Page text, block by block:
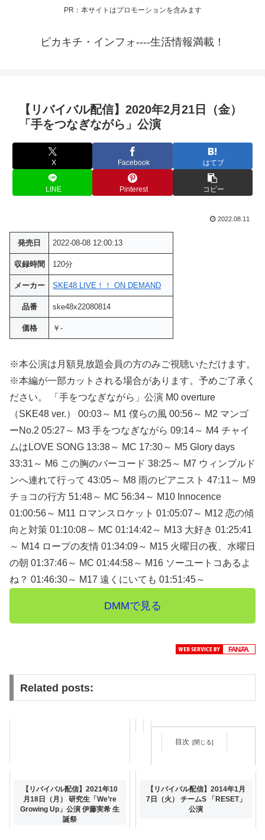
PR：本サイトはプロモーションを含みます
ピカキチ・インフォ----生活情報満載！
【リバイバル配信】2020年2月21日（金）
「手をつなぎながら」公演
X Facebook はてブ
LINE Pinterest コピー
2022.08.11
発売日 2022-08-08 12:00:13
収録時間 120分
メーカー SKE48 LIVE！！ ON DEMAND
品番 ske48x22080814
価格 ￥-
※本公演は月額見放題会員の方のみご視聴いただけます。
※本編が一部カットされる場合があります。予めご了承く
ださい。 「手をつなぎながら」公演 M0 overture
（SKE48 ver.） 00:03～ M1 僕らの風 00:56～ M2 マンゴ
ーNo.2 05:27～ M3 手をつなぎながら 09:14～ M4 チャイ
ムはLOVE SONG 13:38～ MC 17:30～ M5 Glory days
33:31～ M6 この胸のバーコード 38:25～ M7 ウィンブルド
ンへ連れて行って 43:05～ M8 雨のピアニスト 47:11～ M9
チョコの行方 51:48～ MC 56:34～ M10 Innocence
01:00:56～ M11 ロマンスロケット 01:05:07～ M12 恋の傾
向と対策 01:10:08～ MC 01:14:42～ M13 大好き 01:25:41
～ M14 ロープの友情 01:34:09～ M15 火曜日の夜、水曜日
の朝 01:37:46～ MC 01:44:58～ M16 ソーユートコあるよ
ね？ 01:46:30～ M17 遠くにいても 01:51:45～
DMMで見る
Related posts:
目次
2013年8月3日（土） 13:00〜
PlayBack!!!!! チームKII 「シア
ターの女神」公演
【リバイバル配信】2021年10
月18日（月） 研究生「We’re
Growing Up」公演 伊藤実希 生
誕祭
【リバイバル配信】2014年1月
7日（火） チームS 「RESET」
公演